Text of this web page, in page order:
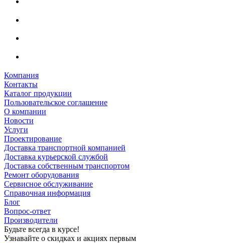
Компания
Контакты
Каталог продукции
Пользовательское соглашение
О компании
Новости
Услуги
Проектирование
Доставка транспортной компанией
Доставка курьерской службой
Доставка собственным транспортом
Ремонт оборудования
Сервисное обслуживание
Справочная информация
Блог
Вопрос-ответ
Производители
Будьте всегда в курсе!
Узнавайте о скидках и акциях первым